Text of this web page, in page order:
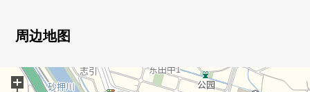
▼房间的特徴
・有收纳搁板的宽敞的门口
・电线敷设也采用精彩地平息的TV柜台
周边地图
+